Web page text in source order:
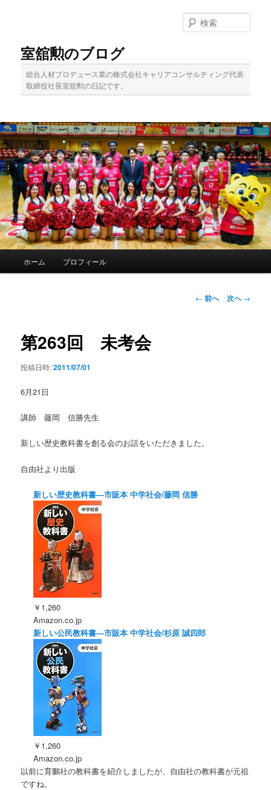
移
動
室舘勲のブログ
総合人材プロデュース業の株式会社キャリアコンサルティング代表
取締役社長室舘勲の日記です。
索
ホーム プロフィール
投← 前へ 次へ→
第263回 未考会
投稿日時:2011/07/01
6月21日
講師 藤岡 信勝先生
新しい歴史教科書を創る会のお話をいただきました。
自由社より出版
新しい歴史教科書―市販本 中学社会/藤岡 信勝
￥1,260
Amazon.co.jp
新しい公民教科書―市販本 中学社会/杉原 誠四郎
￥1,260
Amazon.co.jp
以前に育鵬社の教科書を紹介しましたが、自由社の教科書が元祖
ですね。